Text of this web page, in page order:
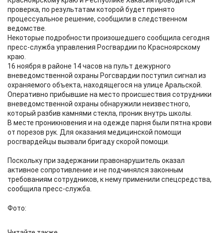
проверка, по результатам которой будет принято
процессуальное решение, сообщили в следственном
ведомстве.
Некоторые подробности произошедшего сообщила сегодня
пресс-служба управления Росгвардии по Красноярскому
краю.
16 ноября в районе 14 часов на пульт дежурного
вневедомственной охраны Рогсвардии поступил сигнал из
охраняемого объекта, находящегося на улице Аральской.
Оперативно прибывшие на место происшествия сотрудники
вневедомственной охраны обнаружили неизвестного,
который разбив камнями стекла, проник внутрь школы.
В месте проникновения и на одежде парня были пятна крови
от порезов рук. Для оказания медицинской помощи
росгвардейцы вызвали бригаду скорой помощи.
Поскольку при задержании правонарушитель оказал
активное сопротивление и не подчинялся законным
требованиям сотрудников, к нему применили спецсредства,
сообщила пресс-служба.
Фото: